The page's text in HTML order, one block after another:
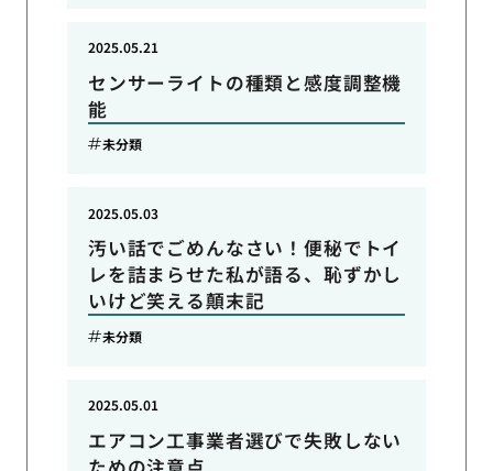
センサーライトの種類と感度調整機
能
2025.05.21
未分類
汚い話でごめんなさい！便秘でトイ
レを詰まらせた私が語る、恥ずかし
いけど笑える顛末記
2025.05.03
未分類
エアコン工事業者選びで失敗しない
2025.05.01